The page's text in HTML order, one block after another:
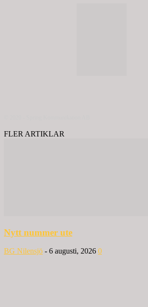
FLER ARTIKLAR
Nytt nummer ute
BG Nilensjö - 6 augusti, 2026 0